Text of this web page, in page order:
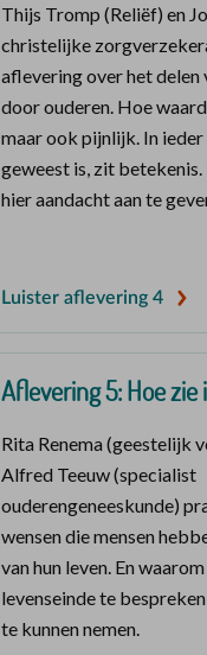
Thijs Tromp (Reliëf) en
christelijke
aflevering over het delen
door ouderen. Hoe
maar ook pijnlijk. In
geweest is, zit
hier aandacht aan te
Luister aflevering 4
Aflevering 5: Hoe
Rita Renema (geestelijk
Alfred Teeuw (specialist
ouderengeneeskunde)
wensen die mensen
van hun leven. En
levenseinde te
te kunnen nemen.